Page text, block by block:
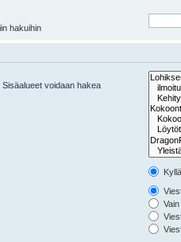
hakuihin
voidaan hakea